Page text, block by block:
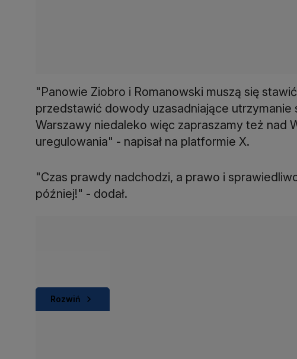
"Panowie Ziobro i Romanowski muszą się
przedstawić dowody uzasadniające
Warszawy niedaleko więc zapraszamy też nad
uregulowania" - napisał na platformie X.
"Czas prawdy nadchodzi, a prawo i
później!" - dodał.
Rozwiń